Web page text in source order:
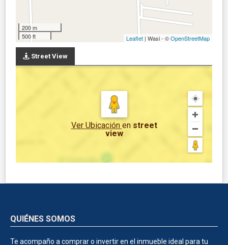
200 m
500 ft
Leaflet | Wasi - ©OpenStreetMap
Street View
Ver Ubicación en street
view
QUIÉNES SOMOS
Te acompaño a comprar o invertir en el inmueble ideal para tu